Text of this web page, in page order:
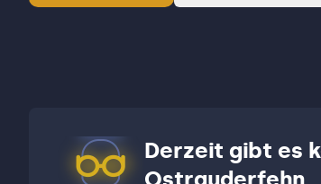
Derzeit gibt es